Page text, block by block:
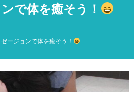
で体を癒そう！
ゼージョンで体を癒そう！